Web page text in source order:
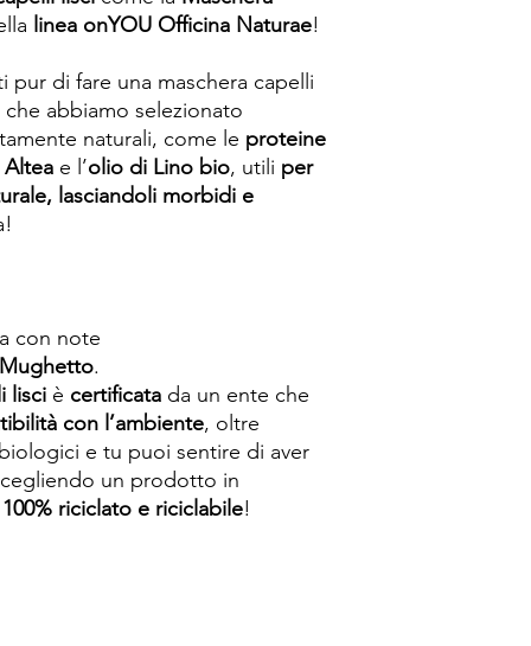
linea onYOU Officina Naturae!
di fare una maschera capelli
abbiamo selezionato
naturali, come le proteine
e l’olio di Lino bio, utili per
lasciandoli morbidi e
con note
Mughetto.
lisci è certificata da un ente che
con l’ambiente, oltre
e tu puoi sentire di aver
un prodotto in
riciclato e riciclabile!